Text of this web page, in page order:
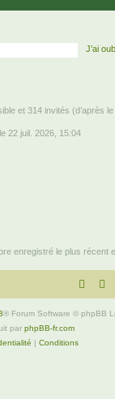
J’ai
et 314 invités (d’après
, le 22 juil. 2026, 15:04
enregistré le plus récent
® Forum Software © phpBB
par phpBB-fr.com
| Conditions